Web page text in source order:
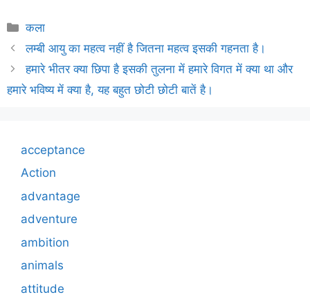
Categories
कला
लम्बी आयु का महत्व नहीं है जितना महत्व इसकी गहनता है।
हमारे भीतर क्या छिपा है इसकी तुलना में हमारे विगत में क्या था और
हमारे भविष्य में क्या है, यह बहुत छोटी छोटी बातें है।
acceptance
Action
advantage
adventure
ambition
animals
attitude